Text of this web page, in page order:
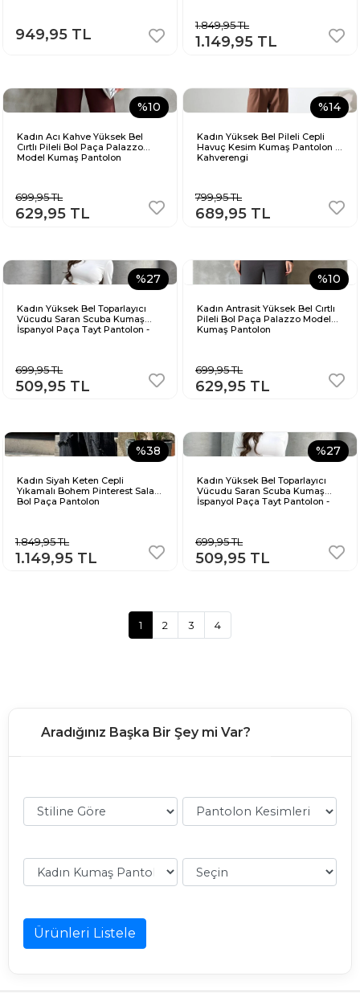
949,95 TL
1.849,95 TL
1.149,95 TL
%10
Kadın Acı Kahve Yüksek Bel
Cırtlı Pileli Bol Paça Palazzo
Model Kumaş Pantolon
699,95 TL
629,95 TL
%14
Kadın Yüksek Bel Pileli Cepli
Havuç Kesim Kumaş Pantolon -
Kahverengi
799,95 TL
689,95 TL
%27
Kadın Yüksek Bel Toparlayıcı
Vücudu Saran Scuba Kumaş
İspanyol Paça Tayt Pantolon -
699,95 TL
509,95 TL
%10
Kadın Antrasit Yüksek Bel Cırtlı
Pileli Bol Paça Palazzo Model
Kumaş Pantolon
699,95 TL
629,95 TL
%38
Kadın Siyah Keten Cepli
Yıkamalı Bohem Pinterest Salaş
Bol Paça Pantolon
1.849,95 TL
1.149,95 TL
%27
Kadın Yüksek Bel Toparlayıcı
Vücudu Saran Scuba Kumaş
İspanyol Paça Tayt Pantolon -
699,95 TL
509,95 TL
1 2 3 4
Aradığınız Başka Bir Şey mi Var?
Ürünleri Listele